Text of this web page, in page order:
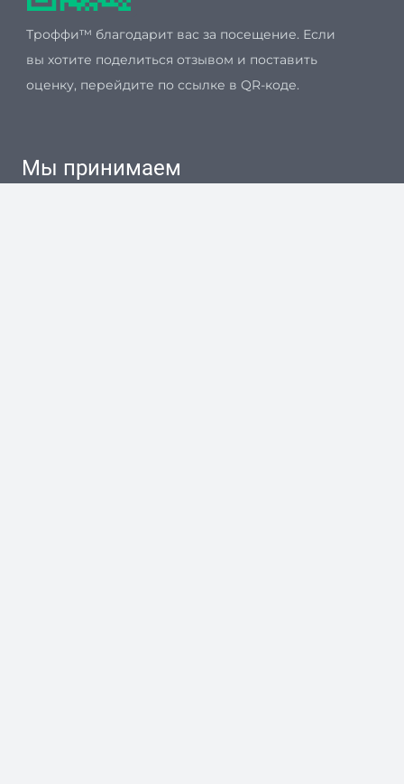
Троффи™ благодарит вас за посещение. Если
вы хотите поделиться отзывом и поставить
оценку, перейдите по ссылке в QR-коде.
Мы принимаем